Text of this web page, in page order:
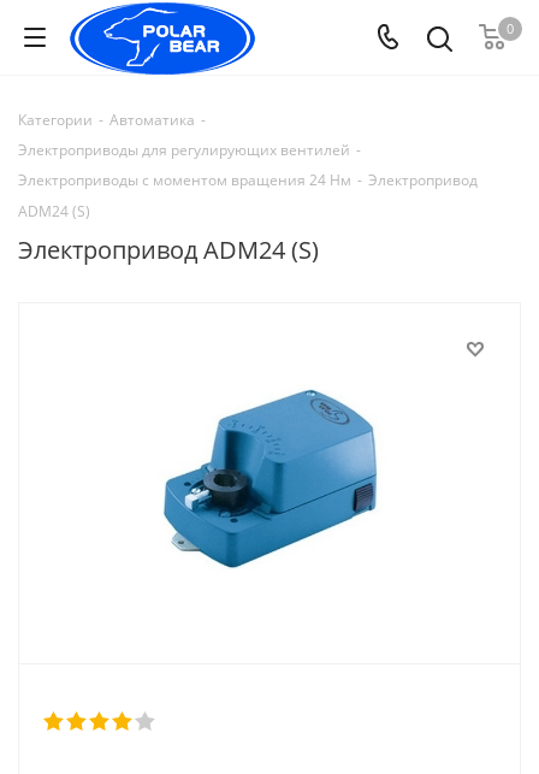
0
Категории - Автоматика -
Электроприводы для регулирующих вентилей -
Электроприводы с моментом вращения 24 Нм - Электропривод
ADM24 (S)
Электропривод ADM24 (S)